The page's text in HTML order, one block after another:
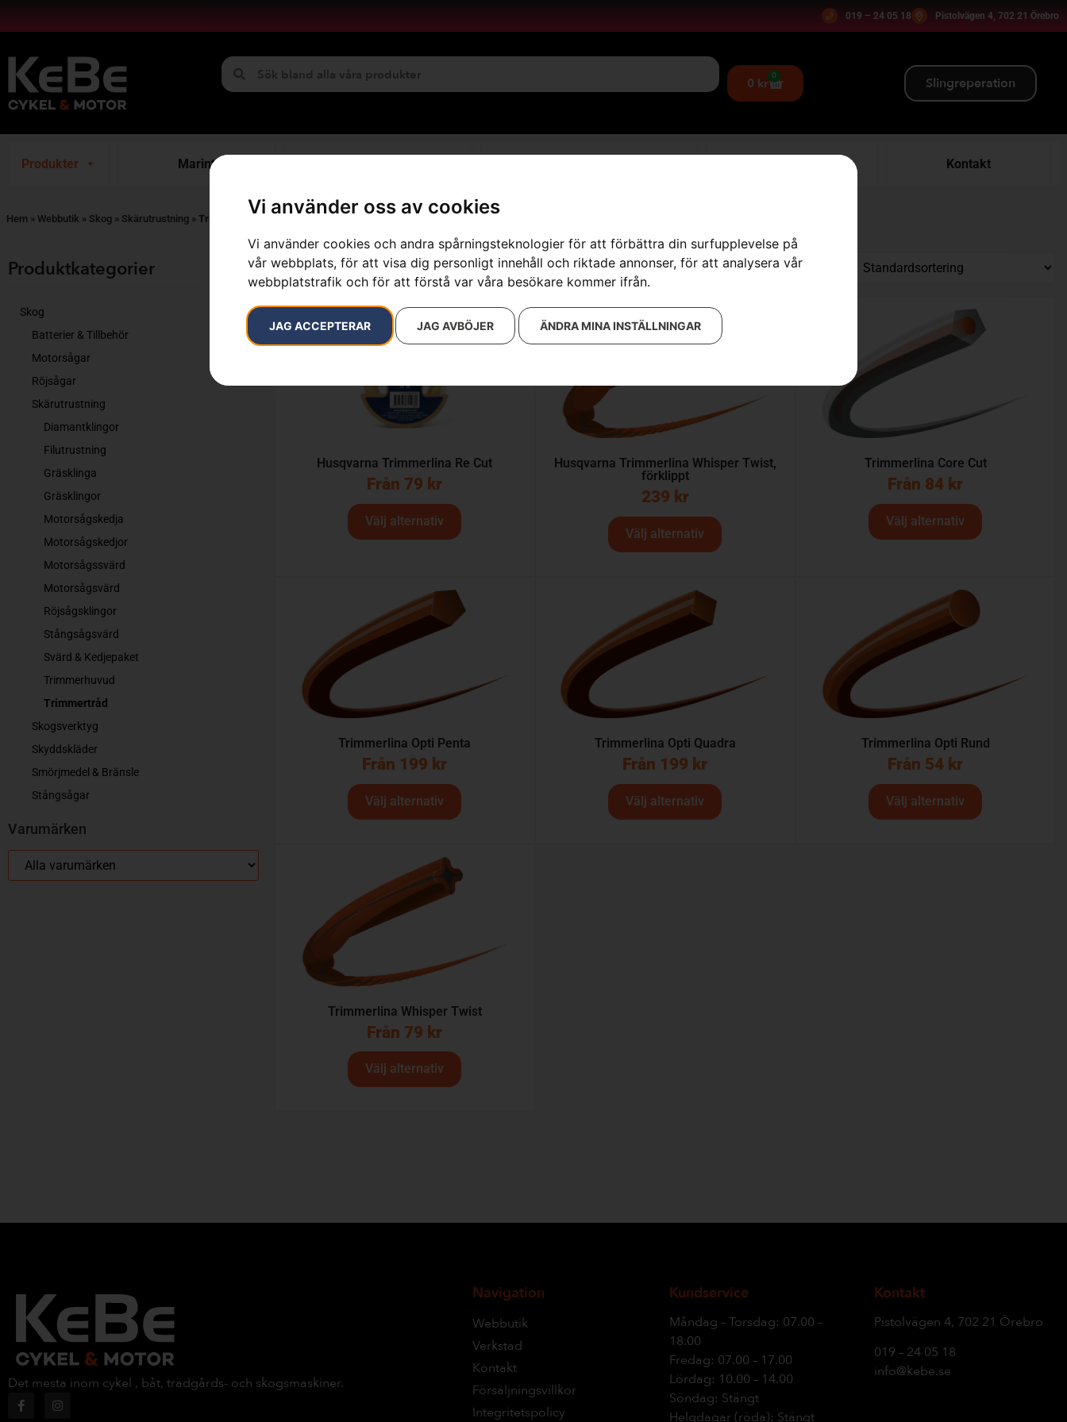
Vi använder oss av cookies
Vi använder cookies och andra spårningsteknologier för att förbättra din surfupplevelse på
vår webbplats, för att visa dig personligt innehåll och riktade annonser, för att analysera vår
webbplatstrafik och för att förstå var våra besökare kommer ifrån.
JAG ACCEPTERAR JAG AVBÖJER ÄNDRA MINA INSTÄLLNINGAR
019 – 24 05 18 Pistolvägen 4, 702 21 Örebro
0 kr 0 Slingreperation
Produkter Marint Kontakt
Hem » Webbutik » Skog » Skärutrustning » Trimmertråd
Produktkategorier​
Skog
Batterier & Tillbehör
Motorsågar
Röjsågar
Skärutrustning
Diamantklingor
Filutrustning
Gräsklinga
Gräsklingor
Motorsågskedja
Motorsågskedjor
Motorsågssvärd
Motorsågsvärd
Röjsågsklingor
Stångsågsvärd
Svärd & Kedjepaket
Trimmerhuvud
Trimmertråd
Skogsverktyg
Skyddskläder
Smörjmedel & Bränsle
Stångsågar
Varumärken
Visar alla 7 resultat
Husqvarna Trimmerlina Re Cut
Från 79 kr
Välj alternativ
Husqvarna Trimmerlina Whisper Twist,
förklippt
239 kr
Välj alternativ
Trimmerlina Core Cut
Från 84 kr
Välj alternativ
Trimmerlina Opti Penta
Från 199 kr
Välj alternativ
Trimmerlina Opti Quadra
Från 199 kr
Välj alternativ
Trimmerlina Opti Rund
Från 54 kr
Välj alternativ
Trimmerlina Whisper Twist
Från 79 kr
Välj alternativ
Det mesta inom cykel , båt, trädgårds- och skogsmaskiner.
Navigation
Webbutik
Verkstad
Kontakt
Försäljningsvillkor
Integritetspolicy
Kundservice
Måndag – Torsdag: 07.00 –
18.00
Fredag: 07.00 – 17.00
Lördag: 10.00 – 14.00
Söndag: Stängt
Helgdagar (röda): Stängt
Kontakt
Pistolvägen 4, 702 21 Örebro
019 – 24 05 18
info@kebe.se